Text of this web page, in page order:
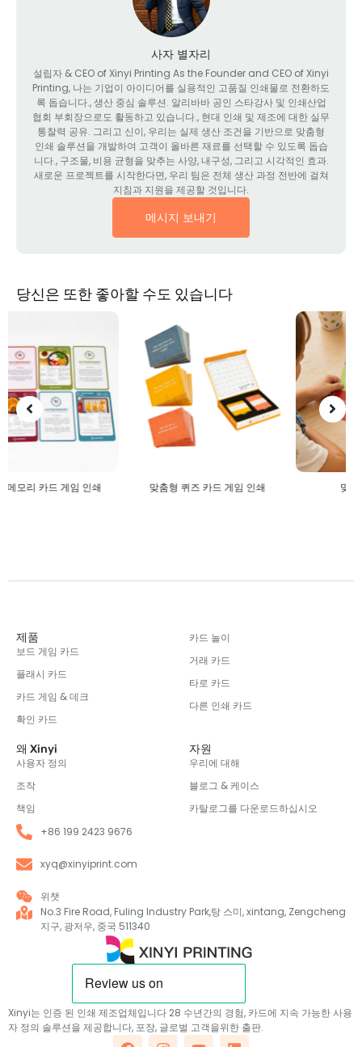
사자 별자리
설립자 & CEO of Xinyi Printing As the Founder and CEO of Xinyi
Printing, 나는 기업이 아이디어를 실용적인 고품질 인쇄물로 전환하도
록 돕습니다., 생산 중심 솔루션. 알리바바 공인 스타강사 및 인쇄산업
협회 부회장으로도 활동하고 있습니다., 현대 인쇄 및 제조에 대한 실무
통찰력 공유. 그리고 신이, 우리는 실제 생산 조건을 기반으로 맞춤형
인쇄 솔루션을 개발하여 고객이 올바른 재료를 선택할 수 있도록 돕습
니다., 구조물, 비용 균형을 맞추는 사양, 내구성, 그리고 시각적인 효과.
새로운 프로젝트를 시작한다면, 우리 팀은 전체 생산 과정 전반에 걸쳐
지침과 지원을 제공할 것입니다.
메시지 보내기
당신은 또한 좋아할 수도 있습니다
맞춤형 퀴즈 카드 게임 인쇄 맞춤형 직소 퍼즐
Xinyi는 인증 된 인쇄 제조업체입니다 28 수년간의 경험, 카드에 지속 가능한 사용
자 정의 솔루션을 제공합니다, 포장, 글로벌 고객을위한 출판.
제품
보드 게임 카드
플래시 카드
카드 게임 & 데크
확인 카드
카드 놀이
거래 카드
타로 카드
다른 인쇄 카드
왜 Xinyi
사용자 정의
조작
책임
자원
우리에 대해
블로그 & 케이스
카탈로그를 다운로드하십시오
+86 199 2423 9676
xyq@xinyiprint.com
위챗
No.3 Fire Road, Fuling Industry Park,탕 스미, xintang, Zengcheng
지구, 광저우, 중국 511340